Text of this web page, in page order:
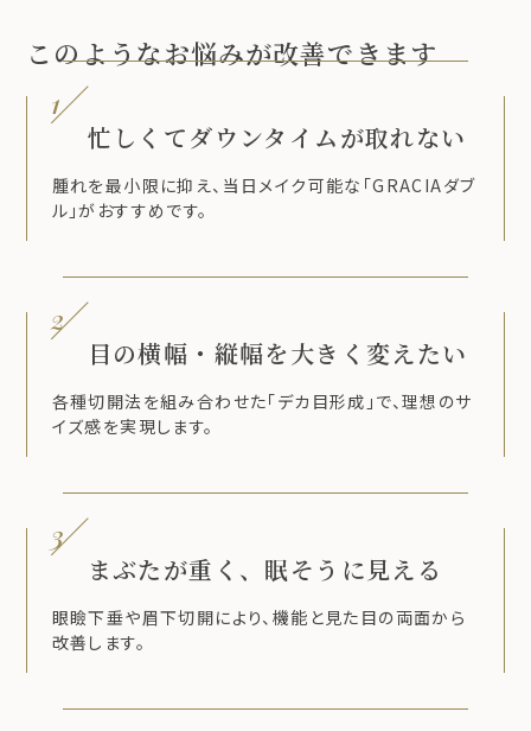
このようなお悩みが改善できます
1
忙しくてダウンタイムが取れない
腫れを最小限に抑え、当日メイク可能な「GRACIAダブ
ル」がおすすめです。
2
目の横幅・縦幅を大きく変えたい
各種切開法を組み合わせた「デカ目形成」で、理想のサ
イズ感を実現します。
3
まぶたが重く、眠そうに見える
眼瞼下垂や眉下切開により、機能と見た目の両面から
改善します。